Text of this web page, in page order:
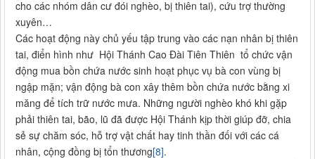
cho các nhóm dân cư đói nghèo, bị thiên tai), cứu trợ thường
xuyên…
Các hoạt động này chủ yếu tập trung vào các nạn nhân bị thiên
tai, điển hình như Hội Thánh Cao Đài Tiên Thiên tổ chức vận
động mua bồn chứa nước sinh hoạt phục vụ bà con vùng bị
ngập mặn; vận động bà con xây thêm bồn chứa nước bằng xi
măng để tích trữ nước mưa. Những người nghèo khó khi gặp
phải thiên tai, bão, lũ đã được Hội Thánh kịp thời giúp đỡ, chia
sẻ sự chăm sóc, hỗ trợ vật chất hay tinh thần đối với các cá
nhân, cộng đồng bị tổn thương[8].